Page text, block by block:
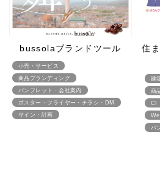
bussolaブランドツール
小売・サービス
商品ブランディング
パンフレット・会社案内
ポスター・フライヤー・チラシ・DM
サイン・計画
住
建
商
CI
パ